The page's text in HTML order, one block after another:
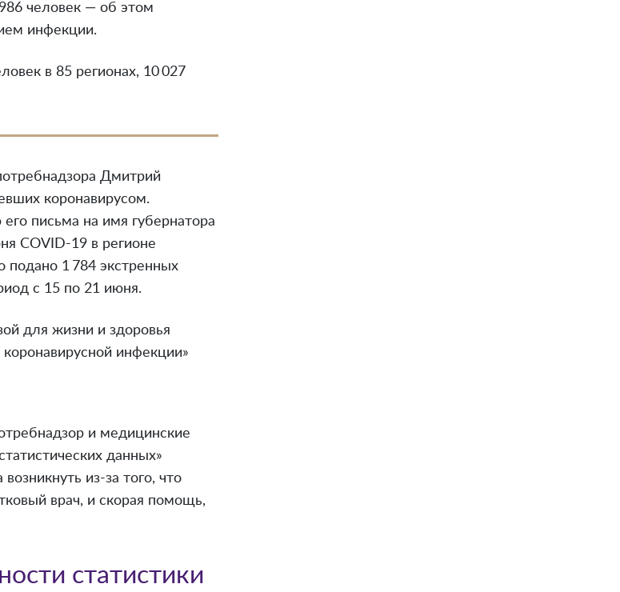
человек — об этом
инфекции.
в 85 регионах, 10 027
Дмитрий
коронавирусом.
письма на имя губернатора
COVID-19 в регионе
подано 1 784 экстренных
с 15 по 21 июня.
для жизни и здоровья
инфекции»
и медицинские
данных»
из-за того, что
врач, и скорая помощь,
статистики